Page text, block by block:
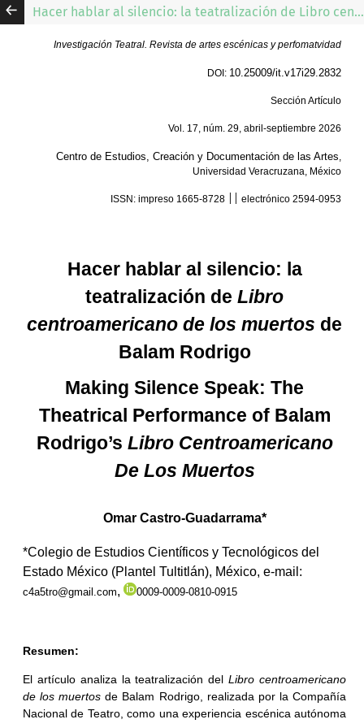
Hacer hablar al silencio: la teatralización de Libro centroamericano de los muertos de Balam Rodrigo